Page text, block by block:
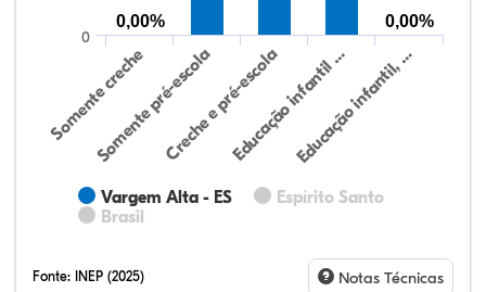
Vargem Alta - ES
Espírito Santo
Brasil
Somente creche
Somente pré-escolaCreche e pré-escolaEducação infantil …Educação infantil, …
0
0,00% 0,00%
Fonte: INEP (2025) Notas Técnicas